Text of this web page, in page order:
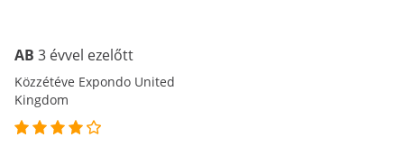
AB 3 évvel ezelőtt
Közzétéve Expondo United
Kingdom